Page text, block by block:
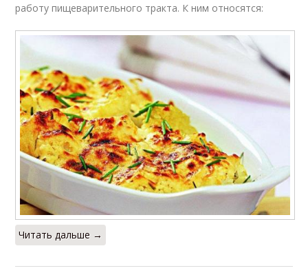
работу пищеварительного тракта. К ним относятся:
Читать дальше →